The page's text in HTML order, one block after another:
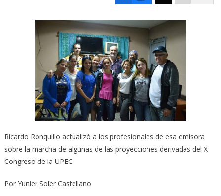
Ricardo Ronquillo actualizó a los profesionales de esa emisora
sobre la marcha de algunas de las proyecciones derivadas del X
Congreso de la UPEC
Por Yunier Soler Castellano